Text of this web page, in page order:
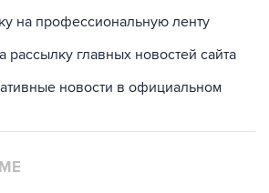
на профессиональную ленту
рассылку главных новостей сайта
новости в официальном